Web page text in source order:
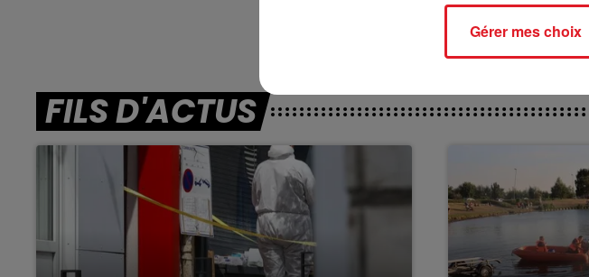
FILS D'ACTUS
Gérer mes choix